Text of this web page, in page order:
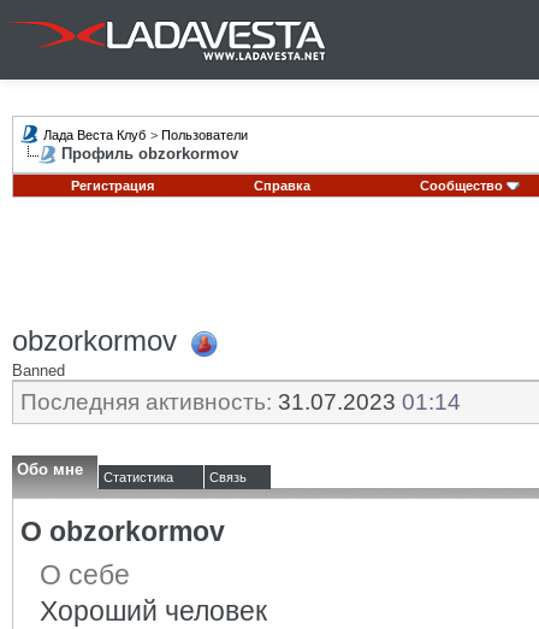
Лада Веста Клуб > Пользователи
Профиль obzorkormov
Регистрация Справка Сообщество
obzorkormov
Banned
Последняя активность: 31.07.2023 01:14
Обо мне Статистика Связь
О obzorkormov
О себе
Хороший человек